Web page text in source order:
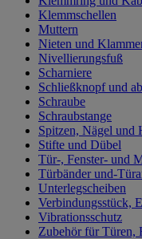
Klemmschellen
Muttern
Nieten und
Nivellierungsfuß
Scharniere
Schließknopf und
Schraube
Schraubstange
Spitzen, Nägel und
Stifte und Dübel
Tür-, Fenster- und
Türbänder und-
Unterlegscheiben
Verbindungsstück,
Vibrationsschutz
Zubehör für Türen,